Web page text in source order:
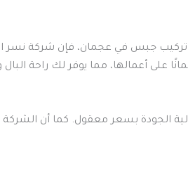
تركيب جبس في عجمان، فإن شركة نسر
أعمالها، مما يوفر لك راحة البال
الجودة بسعر معقول. كما أن الشركة